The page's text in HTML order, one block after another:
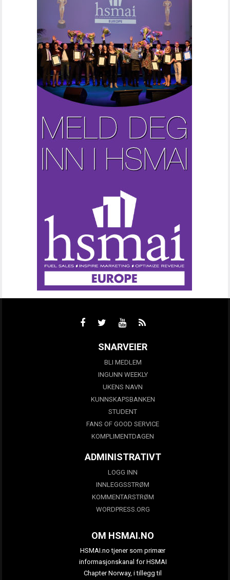
SNARVEIER
BLI MEDLEM
INGUNN WEEKLY
UKENS NAVN
KUNNSKAPSBANKEN
STUDENT
FANS OF GOOD SERVICE
KOMPLIMENTDAGEN
ADMINISTRATIVT
LOGG INN
INNLEGGSSTRØM
KOMMENTARSTRØM
WORDPRESS.ORG
OM HSMAI.NO
HSMAI.no tjener som primær
informasjonskanal for HSMAI
Chapter Norway, i tillegg til